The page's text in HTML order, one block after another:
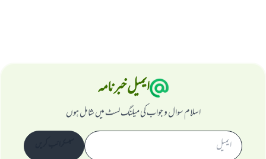
ایمیل خبرنامہ
اسلام سوال و جواب کی میلنگ لسٹ میں شامل ہوں